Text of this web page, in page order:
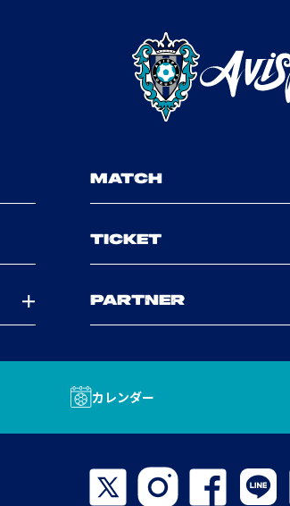
MATCH
TICKET
PARTNER
カレンダー